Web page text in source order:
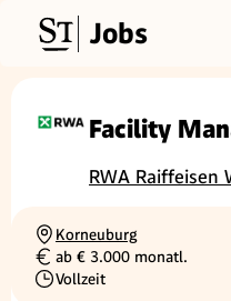
Jobs
Facility
RWA Raiffeisen
Ortschaft
Korneuburg
Gehalt
ab € 3.000 monatl.
Beschäftigungsart
Vollzeit